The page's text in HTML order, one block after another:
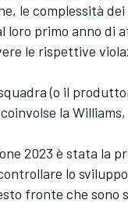
le complessità
loro primo anno di
le rispettive
(o il
la
2023 è stata la
lo
fronte che